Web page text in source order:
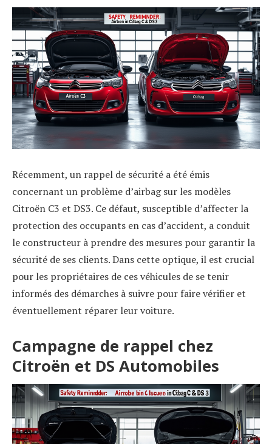
Récemment, un rappel de sécurité a été émis
concernant un problème d’airbag sur les modèles
Citroën C3 et DS3. Ce défaut, susceptible d’affecter la
protection des occupants en cas d’accident, a conduit
le constructeur à prendre des mesures pour garantir la
sécurité de ses clients. Dans cette optique, il est crucial
pour les propriétaires de ces véhicules de se tenir
informés des démarches à suivre pour faire vérifier et
éventuellement réparer leur voiture.
Campagne de rappel chez
Citroën et DS Automobiles